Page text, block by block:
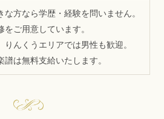
な方なら学歴・経験を問いません。
をご用意しています。
りんくうエリアでは男性も歓迎。
譜は無料支給いたします。